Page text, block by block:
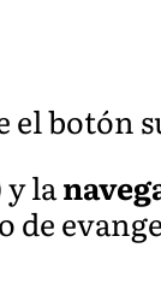
el botón
y la
de